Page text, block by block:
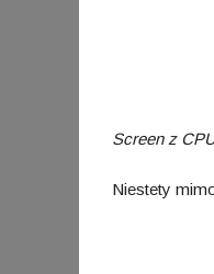
Screen z
Niestety